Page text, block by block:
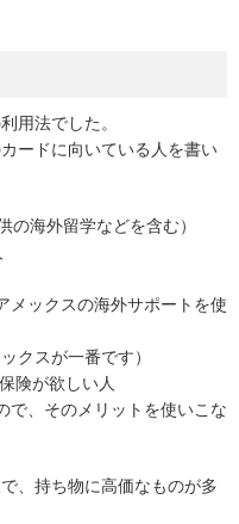
用法でした。
ードに向いている人を書い
の海外留学などを含む）
メックスの海外サポートを使
クスが一番です）
険が欲しい人
で、そのメリットを使いこな
、持ち物に高価なものが多